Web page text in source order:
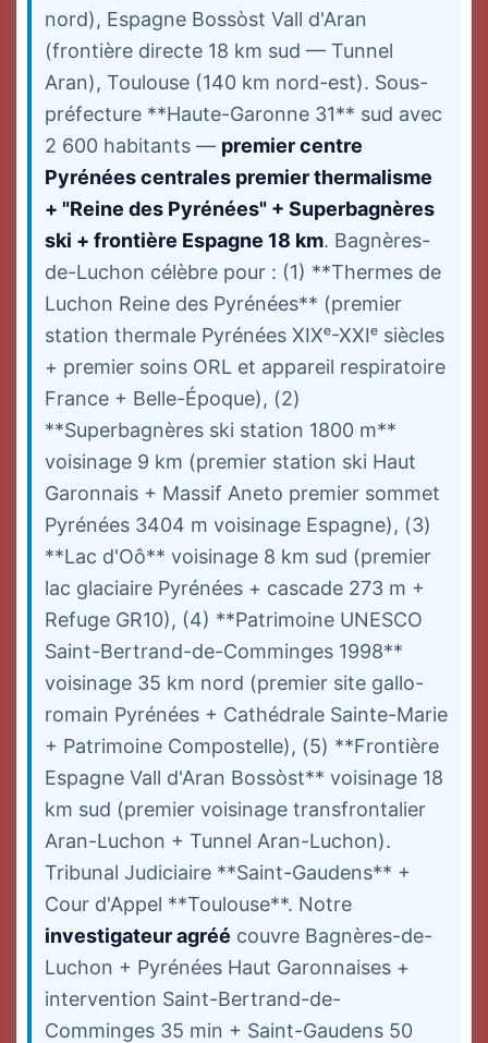
nord), Espagne Bossòst Vall d'Aran
(frontière directe 18 km sud — Tunnel
Aran), Toulouse (140 km nord-est). Sous-
préfecture **Haute-Garonne 31** sud avec
2 600 habitants — premier centre
Pyrénées centrales premier thermalisme
+ "Reine des Pyrénées" + Superbagnères
ski + frontière Espagne 18 km. Bagnères-
de-Luchon célèbre pour : (1) **Thermes de
Luchon Reine des Pyrénées** (premier
station thermale Pyrénées XIXᵉ-XXIᵉ siècles
+ premier soins ORL et appareil respiratoire
France + Belle-Époque), (2)
**Superbagnères ski station 1800 m**
voisinage 9 km (premier station ski Haut
Garonnais + Massif Aneto premier sommet
Pyrénées 3404 m voisinage Espagne), (3)
**Lac d'Oô** voisinage 8 km sud (premier
lac glaciaire Pyrénées + cascade 273 m +
Refuge GR10), (4) **Patrimoine UNESCO
Saint-Bertrand-de-Comminges 1998**
voisinage 35 km nord (premier site gallo-
romain Pyrénées + Cathédrale Sainte-Marie
+ Patrimoine Compostelle), (5) **Frontière
Espagne Vall d'Aran Bossòst** voisinage 18
km sud (premier voisinage transfrontalier
Aran-Luchon + Tunnel Aran-Luchon).
Tribunal Judiciaire **Saint-Gaudens** +
Cour d'Appel **Toulouse**. Notre
investigateur agréé couvre Bagnères-de-
Luchon + Pyrénées Haut Garonnaises +
intervention Saint-Bertrand-de-
Comminges 35 min + Saint-Gaudens 50